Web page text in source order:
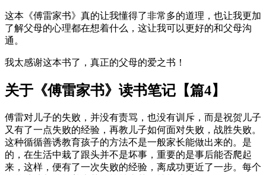
这本《傅雷家书》真的让我懂得了非常多的道理，也让我更加
了解父母的心理都在想着什么，这让我可以更好的和父母沟
通。
我太感谢这本书了，真正的父母的爱之书！
关于《傅雷家书》读书笔记【篇4】
傅雷对儿子的失败，并没有责骂，也没有训斥，而是祝贺儿子
又有了一点失败的经验，再教儿子如何面对失败，战胜失败。
这种循循善诱教育孩子的方法不是一般家长能做出来的。是
的，在生活中栽了跟头并不是坏事，重要的是事后能否爬起
来，这样，便有了一次失败的经验，离成功更近了一步。每个